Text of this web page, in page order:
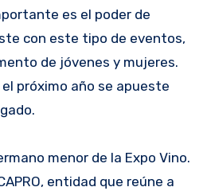
es el poder de
con este tipo de eventos,
de jóvenes y mujeres.
próximo año se apueste
menor de la Expo Vino.
entidad que reúne a